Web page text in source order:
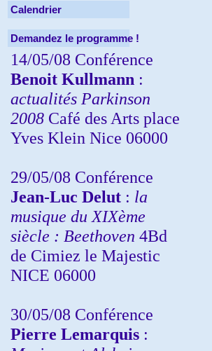
Calendrier
Demandez le programme !
14/05/08 Conférence
Benoit Kullmann :
actualités Parkinson
2008 Café des Arts place
Yves Klein Nice 06000
29/05/08 Conférence
Jean-Luc Delut : la
musique du XIXème
siècle : Beethoven 4Bd
de Cimiez le Majestic
NICE 06000
30/05/08 Conférence
Pierre Lemarquis :